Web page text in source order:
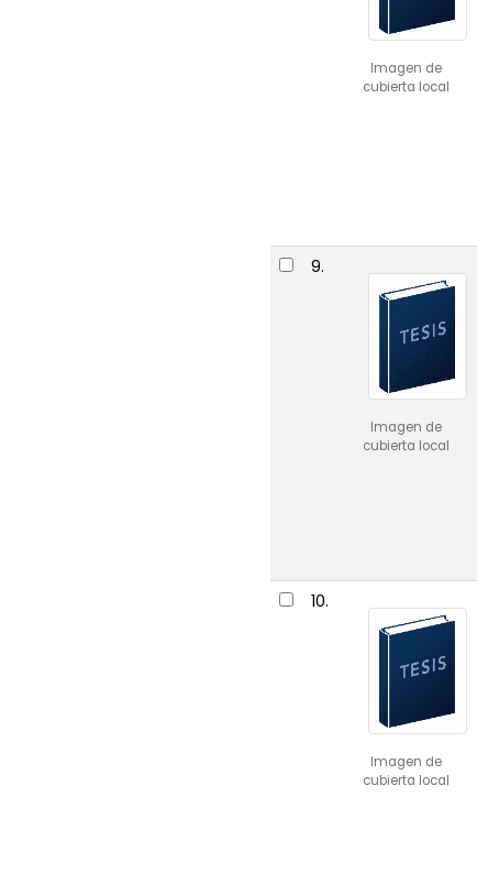
Imagen de
cubierta local
9.
Imagen de
cubierta local
10.
Imagen de
cubierta local